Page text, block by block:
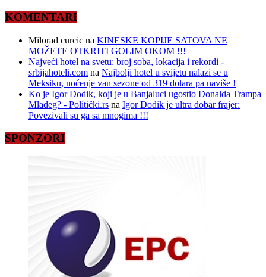
KOMENTARI
Milorad curcic na KINESKE KOPIJE SATOVA NE
MOŽETE OTKRITI GOLIM OKOM !!!
Najveći hotel na svetu: broj soba, lokacija i rekordi -
srbijahoteli.com na Najbolji hotel u svijetu nalazi se u
Meksiku, noćenje van sezone od 319 dolara pa naviše !
Ko je Igor Dodik, koji je u Banjaluci ugostio Donalda Trampa
Mlađeg? - Politički.rs na Igor Dodik je ultra dobar frajer:
Povezivali su ga sa mnogima !!!
SPONZORI